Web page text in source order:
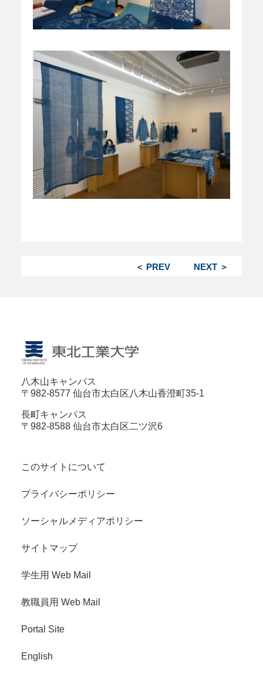
NEXT ＞
＜ PREV
八木山キャンパス
〒982-8577 仙台市太白区八木山香澄町35-1
長町キャンパス
〒982-8588 仙台市太白区二ツ沢6
このサイトについて
プライバシーポリシー
ソーシャルメディアポリシー
サイトマップ
学生用 Web Mail
教職員用 Web Mail
Portal Site
English